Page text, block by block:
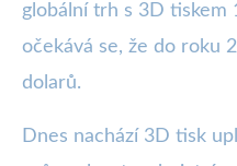
globální trh s 3D tiskem
očekává se, že do roku
dolarů.
Dnes nachází 3D tisk